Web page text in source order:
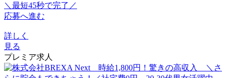
＼最短45秒で完了／
応募へ進む
詳しく
見る
プレミア求人